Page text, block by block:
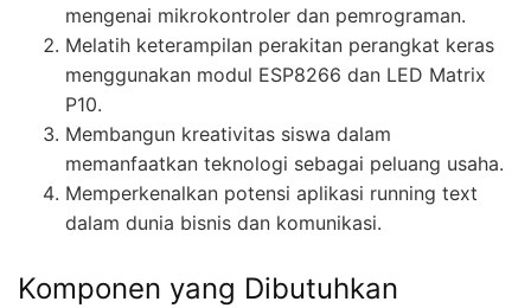
mengenai mikrokontroler dan pemrograman.
Melatih keterampilan perakitan perangkat keras
menggunakan modul ESP8266 dan LED Matrix
P10.
Membangun kreativitas siswa dalam
memanfaatkan teknologi sebagai peluang usaha.
Memperkenalkan potensi aplikasi running text
dalam dunia bisnis dan komunikasi.
Komponen yang Dibutuhkan